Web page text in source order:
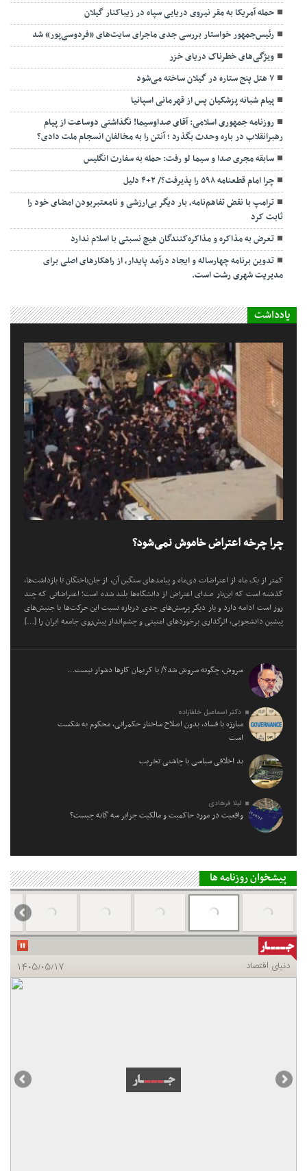
حمله آمریکا به مقر نیروی دریایی سپاه در زیباکنار گیلان
رئیس‌جمهور خواستار بررسی جدی ماجرای سایت‌های «فردوسی‌پور» شد
ویژگی‌های خطرناک دریای خزر
۷ هتل پنج ستاره در گیلان ساخته می‌شود
پیام شبانه پزشکیان پس از قهرمانی اسپانیا
روزنامه جمهوری اسلامی: آقای صداوسیما! نگذاشتی دوساعت از پیام
رهبرانقلاب در باره وحدت بگذرد ؛ آنتن را به مخالفان انسجام ملت دادی؟
سابقه مجری صدا و سیما لو رفت: حمله به سفارت انگلیس
چرا امام قطعنامه ۵۹۸ را پذیرفت؟/ ۲+۴ دلیل
ترامپ با نقض تفاهم‌نامه، بار دیگر بی‌ارزشی و نامعتبربودن امضای خود را
ثابت کرد
تعرض به مذاکره و مذاکره‌کنندگان هیچ نسبتی با اسلام ندارد
تدوین برنامه چهارساله و ایجاد درآمد پایدار، از راهکارهای اصلی برای
مدیریت شهری رشت است.
یادداشت
چرا چرخه اعتراض خاموش نمی‌شود؟
کمتر از یک ماه از اعتراضات دی‌ماه و پیامد‌های سنگین آن، از جان‌باختگان تا بازداشت‌ها،
گذشته است که این‌بار صدای اعتراض از دانشگاه‌ها بلند شده است؛ اعتراضاتی که چند
روز است ادامه دارد و بار دیگر پرسش‌های جدی درباره نسبت این حرکت‌ها با جنبش‌های
پیشین دانشجویی، اثرگذاری برخورد‌های امنیتی و چشم‌انداز پیش‌روی جامعه ایران را […]
سروش، چگونه سروش شد؟/ با کریمان کارها دشوار نیست…
دکتر اسماعیل خلفازاده
مبارزه با فساد، بدون اصلاح ساختار حکمرانی، محکوم به شکست
است
بد اخلاقی سیاسی با چاشنی تخریب
لیلا فرهادی
واقعیت در مورد حاکمیت و مالکیت جزایر سه گانه چیست؟
پیشخوان روزنامه ها